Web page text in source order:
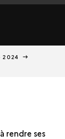
2024
rendre ses